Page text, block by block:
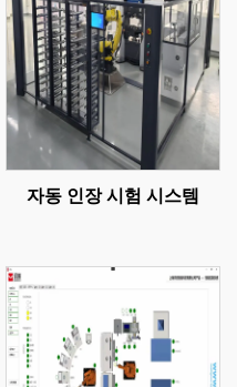
자동 인장 시험 시스템